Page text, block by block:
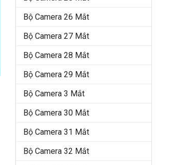
Bộ Camera 26 Mắt
Bộ Camera 27 Mắt
Bộ Camera 28 Mắt
Bộ Camera 29 Mắt
Bộ Camera 3 Mắt
Bộ Camera 30 Mắt
Bộ Camera 31 Mắt
Bộ Camera 32 Mắt